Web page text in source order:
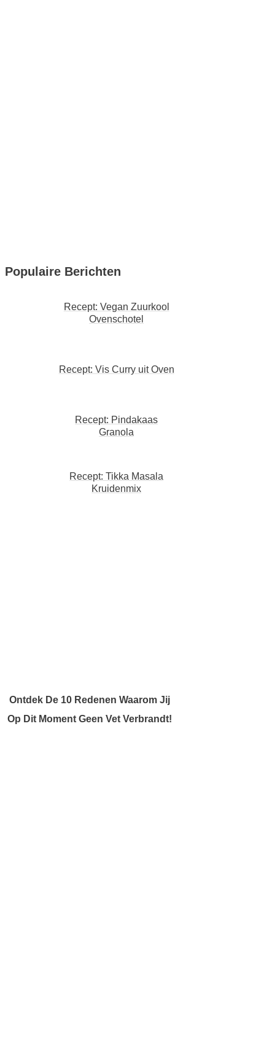
Populaire Berichten
Recept: Vegan Zuurkool
Ovenschotel
Recept: Vis Curry uit Oven
Recept: Pindakaas
Granola
Recept: Tikka Masala
Kruidenmix
Ontdek De 10 Redenen Waarom Jij
Op Dit Moment Geen Vet Verbrandt!